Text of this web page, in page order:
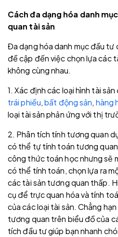
Cách đa dạng hóa danh
quan tài sản
Đa dạng hóa danh mục đầu
đề cập đến việc chọn lựa các
không cùng nhau.
1. Xác định các loại hình tài
trái phiếu,bất động sản, hàng
loại tài sản phản ứng với thị
2. Phân tích tính tương quan
có thể tự tính toán tương
công thức toán học nhưng sẽ
có thể tính toán, chọn lựa ra
các tài sản tương quan thấp.
cụ để trực quan hóa và tính
của các loại tài sản. Chẳng
tương quan trên biểu đồ của
tích đầu tư giúp bạn nhanh